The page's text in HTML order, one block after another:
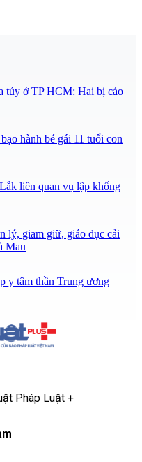
túy ở TP HCM: Hai bị cáo
hành bé gái 11 tuổi con
liên quan vụ lập khống
lý, giam giữ, giáo dục cải
Mau
y tâm thần Trung ương
Pháp Luật +